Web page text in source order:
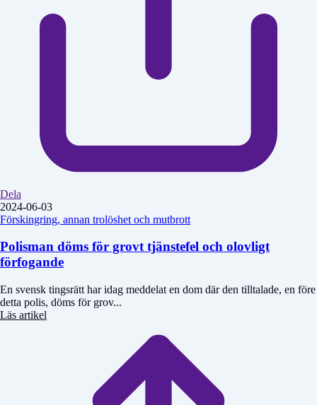
Dela
2024-06-03
Förskingring, annan trolöshet och mutbrott
Polisman döms för grovt tjänstefel och olovligt
förfogande
En svensk tingsrätt har idag meddelat en dom där den tilltalade, en före
detta polis, döms för grov...
Läs artikel